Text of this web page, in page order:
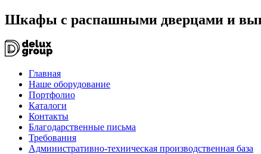
Шкафы с распашными дверцами и
Главная
Наше оборудование
Портфолио
Каталоги
Контакты
Благодарственные письма
Требования
Административно-техническая производственная база